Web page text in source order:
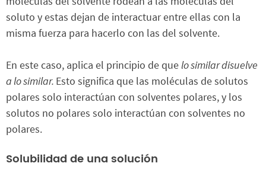
soluto y estas dejan de interactuar entre ellas con la
misma fuerza para hacerlo con las del solvente.
En este caso, aplica el principio de quelo similar disuelve
a lo similar. Esto significa que las moléculas de solutos
polares solo interactúan con solventes polares, y los
solutos no polares solo interactúan con solventes no
polares.
Solubilidad de una solución